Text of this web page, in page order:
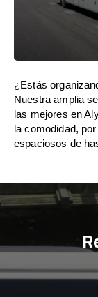
¿Estás
Nuestra amplia
las mejores en
la comodidad,
espaciosos de